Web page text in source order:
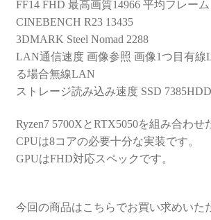
FF14 FHD 最高画質14966 平均フレー
CINEBENCH R23 13435
3DMARK Steel Nomad 2288
LAN通信速度 画像参照 画像1つ目有線
る場合無線LAN
ストレージ読み込み速度 SSD
Ryzen7 5700XとRTX5050を組み合わせ
CPUは8コアの必要十分な実装です。
GPUはFHD対応スペックです。
今回の商品はこちらでお買い求めいた